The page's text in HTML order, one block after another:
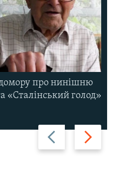
Назад Вперед
про нинішню
«Сталінський голод»